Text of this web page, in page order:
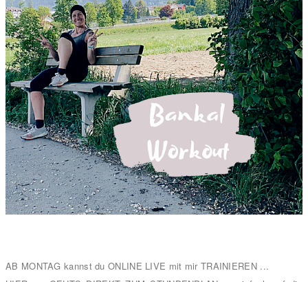
AB MONTAG kannst du ONLINE LIVE mit mir TRAINIEREN ...